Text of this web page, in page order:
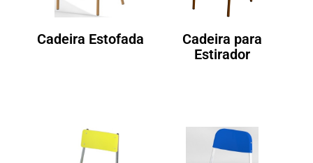
Cadeira Estofada
Cadeira para
Estirador